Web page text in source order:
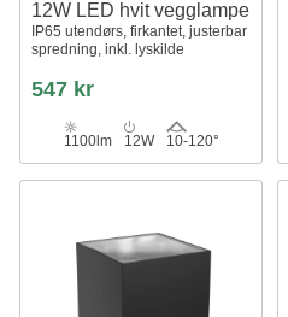
12W LED hvit vegglampe
IP65 utendørs, firkantet, justerbar
spredning, inkl. lyskilde
547 kr
1100lm 12W 10-120°